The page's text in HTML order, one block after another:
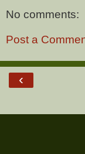
No comments:
Post a
‹